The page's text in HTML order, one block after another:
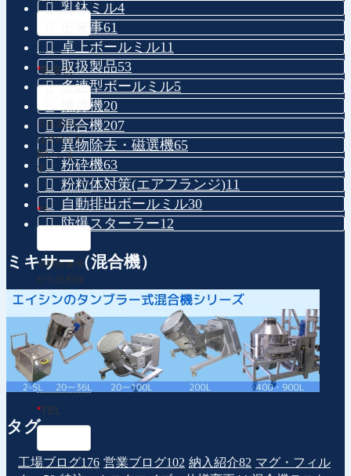
*御名前
※姓名間に
は空白をお
願いしま
す。
*〒
※郵便番号
から住所自
動入力
住所
*TEL
乳鉢ミル4
出来事61
卓上ボールミル11
取扱製品53
多連型ボールミル5
攪拌機20
混合機207
異物除去・磁選機65
粉砕機63
粉粒体対策(エアフランジ)11
自動排出ボールミル30
防爆スターラー12
ミキサー（混合機）
タグ
工場ブログ176 営業ブログ102 納入紹介82 マグ・フィル